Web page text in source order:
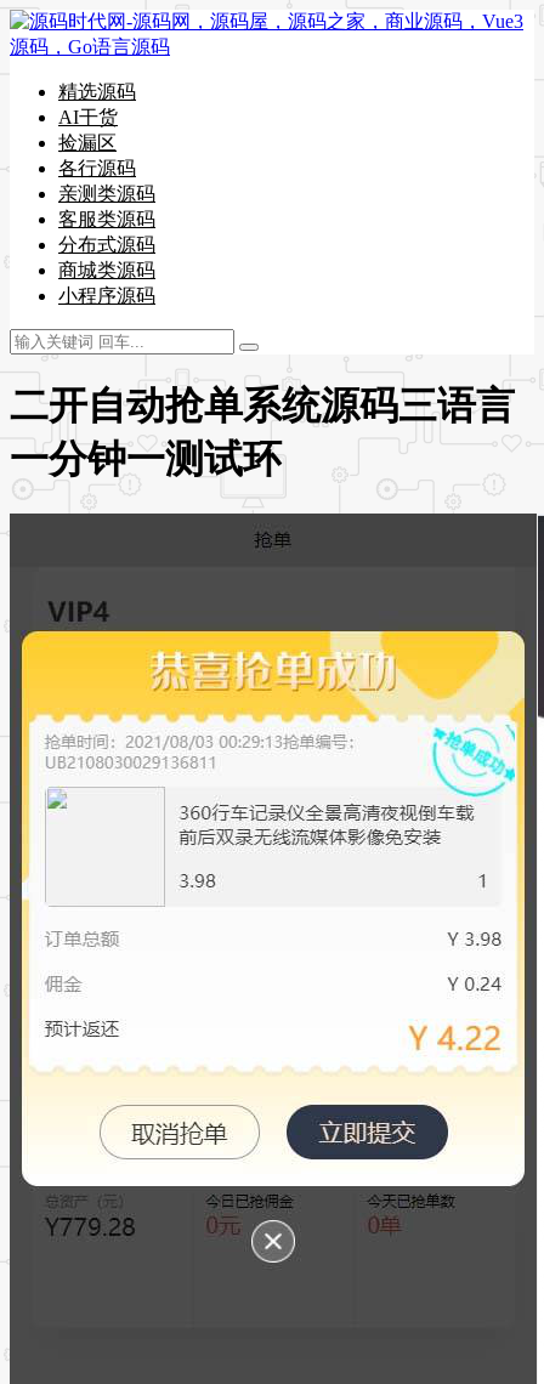
精选源码
AI干货
捡漏区
各行源码
亲测类源码
客服类源码
分布式源码
商城类源码
小程序源码
二开自动抢单系统源码三语言
一分钟一测试环